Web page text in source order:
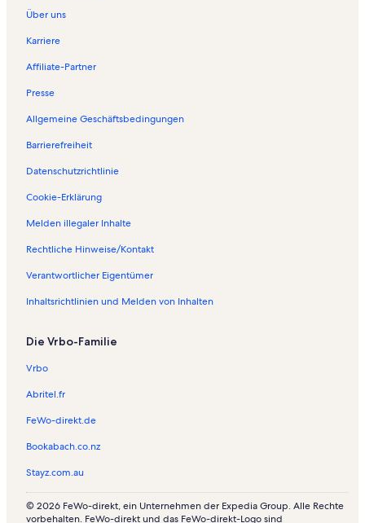
Über uns
Karriere
Affiliate-Partner
Presse
Allgemeine Geschäftsbedingungen
Barrierefreiheit
Datenschutzrichtlinie
Cookie-Erklärung
Melden illegaler Inhalte
Rechtliche Hinweise/Kontakt
Verantwortlicher Eigentümer
Inhaltsrichtlinien und Melden von Inhalten
Die Vrbo-Familie
Vrbo
Abritel.fr
FeWo-direkt.de
Bookabach.co.nz
Stayz.com.au
© 2026 FeWo-direkt, ein Unternehmen der Expedia Group. Alle Rechte
vorbehalten. FeWo-direkt und das FeWo-direkt-Logo sind